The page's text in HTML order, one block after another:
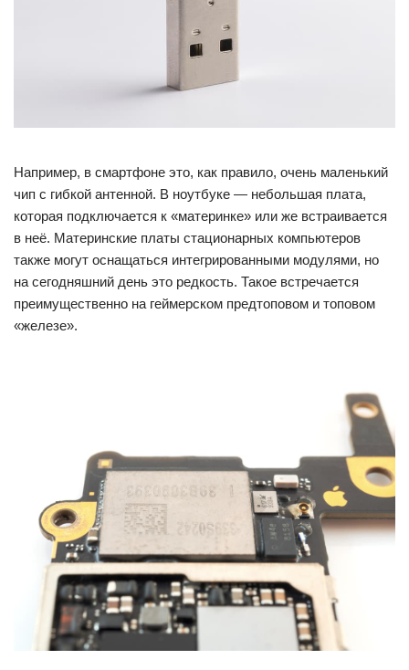
Например, в смартфоне это, как правило, очень маленький
чип с гибкой антенной. В ноутбуке — небольшая плата,
которая подключается к «материнке» или же встраивается
в неё. Материнские платы стационарных компьютеров
также могут оснащаться интегрированными модулями, но
на сегодняшний день это редкость. Такое встречается
преимущественно на геймерском предтоповом и топовом
«железе».